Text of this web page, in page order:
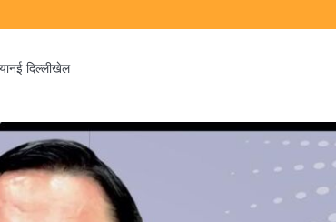
नई दिल्लीखेल